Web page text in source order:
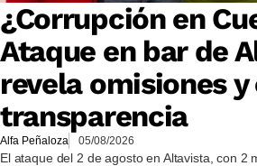
¿Corrupción en
Ataque en bar de
revela omisiones y
transparencia
Alfa Peñaloza 05/08/2026
El ataque del 2 de agosto en Altavista, con 2